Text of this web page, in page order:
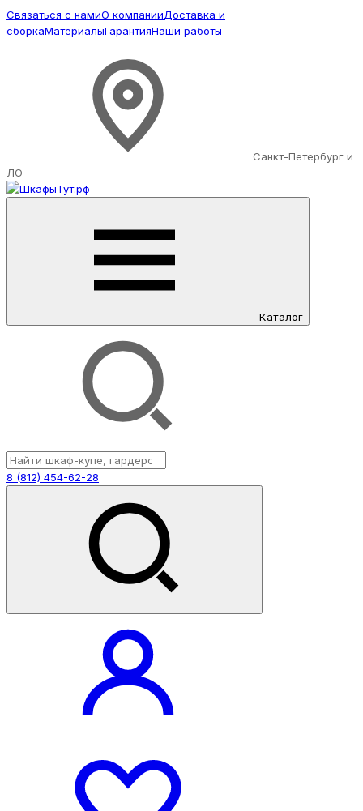
Связаться с намиО компанииДоставка и
сборкаМатериалыГарантияНаши работы
Санкт-Петербург и
ЛО
Каталог
8 (812) 454-62-28